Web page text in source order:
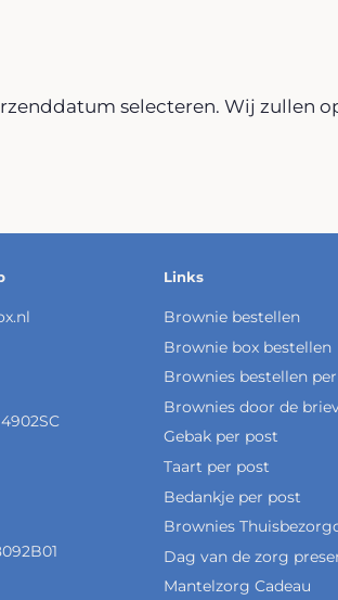
selecteren. Wij zullen
Links
Brownie bestellen
Brownie box bestellen
Brownies bestellen
Brownies door de
Gebak per post
Taart per post
Bedankje per post
Brownies
Dag van de zorg
Mantelzorg Cadeau